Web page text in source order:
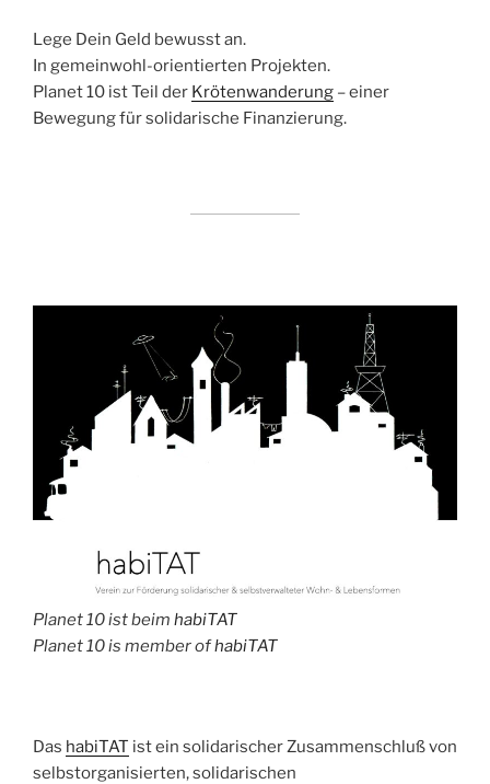
Lege Dein Geld bewusst an.
In gemeinwohl-orientierten Projekten.
Planet 10 ist Teil der Krötenwanderung – einer
Bewegung für solidarische Finanzierung.
Planet 10 ist beim habiTAT
Planet 10 is member ofhabiTAT
Das habiTAT ist ein solidarischer Zusammenschluß von
selbstorganisierten, solidarischen